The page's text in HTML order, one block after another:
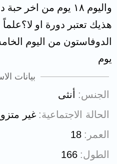
واليوم ١٨ يوم من
هذيك تعتبر دورة او
الدوفاستون من اليوم
يوم
بيانات
الجنس
أنثى
الحالة الاجتماعية غير
العمر
18
الطول 166